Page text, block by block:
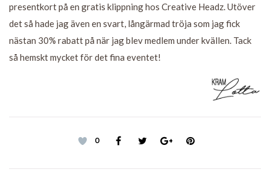
presentkort på en gratis klippning hos Creative Headz. Utöver
det så hade jag även en svart, långärmad tröja som jag fick
nästan 30% rabatt på när jag blev medlem under kvällen. Tack
så hemskt mycket för det fina eventet!
0